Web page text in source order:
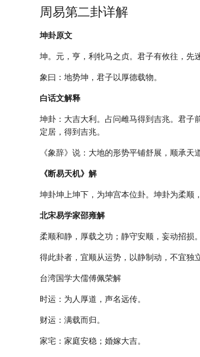
周易第二卦详解
坤卦原文
坤。元，亨，利牝马之贞。君子有攸往，先
象曰：地势坤，君子以厚德载物。
白话文解释
坤卦：大吉大利。占问雌马得到吉兆。君子
定居，得到吉兆。
《象辞》说：大地的形势平铺舒展，顺承
《断易天机》解
坤卦坤上坤下，为坤宫本位卦。坤卦为柔顺
北宋易学家邵雍解
柔顺和静，厚载之功；静守安顺，妄动招损。
得此卦者，宜顺从运势，以静制动，不宜独
台湾国学大儒傅佩荣解
时运：为人厚道，声名远传。
财运：满载而归。
家宅：家庭安稳；婚嫁大吉。